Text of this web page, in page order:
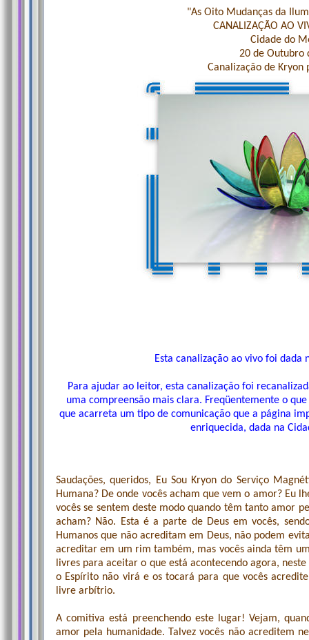
"As Oito Mudanças da
CANALIZAÇÃO AO
Cidade do
20 de Outubro
Canalização de Kryon
Esta canalização ao vivo foi
Para ajudar ao leitor, esta canalização foi
uma compreensão mais clara. Freqüentemente o
que acarreta um tipo de comunicação que a página
enriquecida, dada na
Saudações, queridos, Eu Sou Kryon do Serviço
Humana? De onde vocês acham que vem o amor? Eu
vocês se sentem deste modo quando têm tanto amor
acham? Não. Esta é a parte de Deus em vocês,
Humanos que não acreditam em Deus, não podem
acreditar em um rim também, mas vocês ainda têm
livres para aceitar o que está acontecendo agora,
o Espírito não virá e os tocará para que vocês
livre arbítrio.
A comitiva está preenchendo este lugar! Vejam,
amor pela humanidade. Talvez vocês não acreditem